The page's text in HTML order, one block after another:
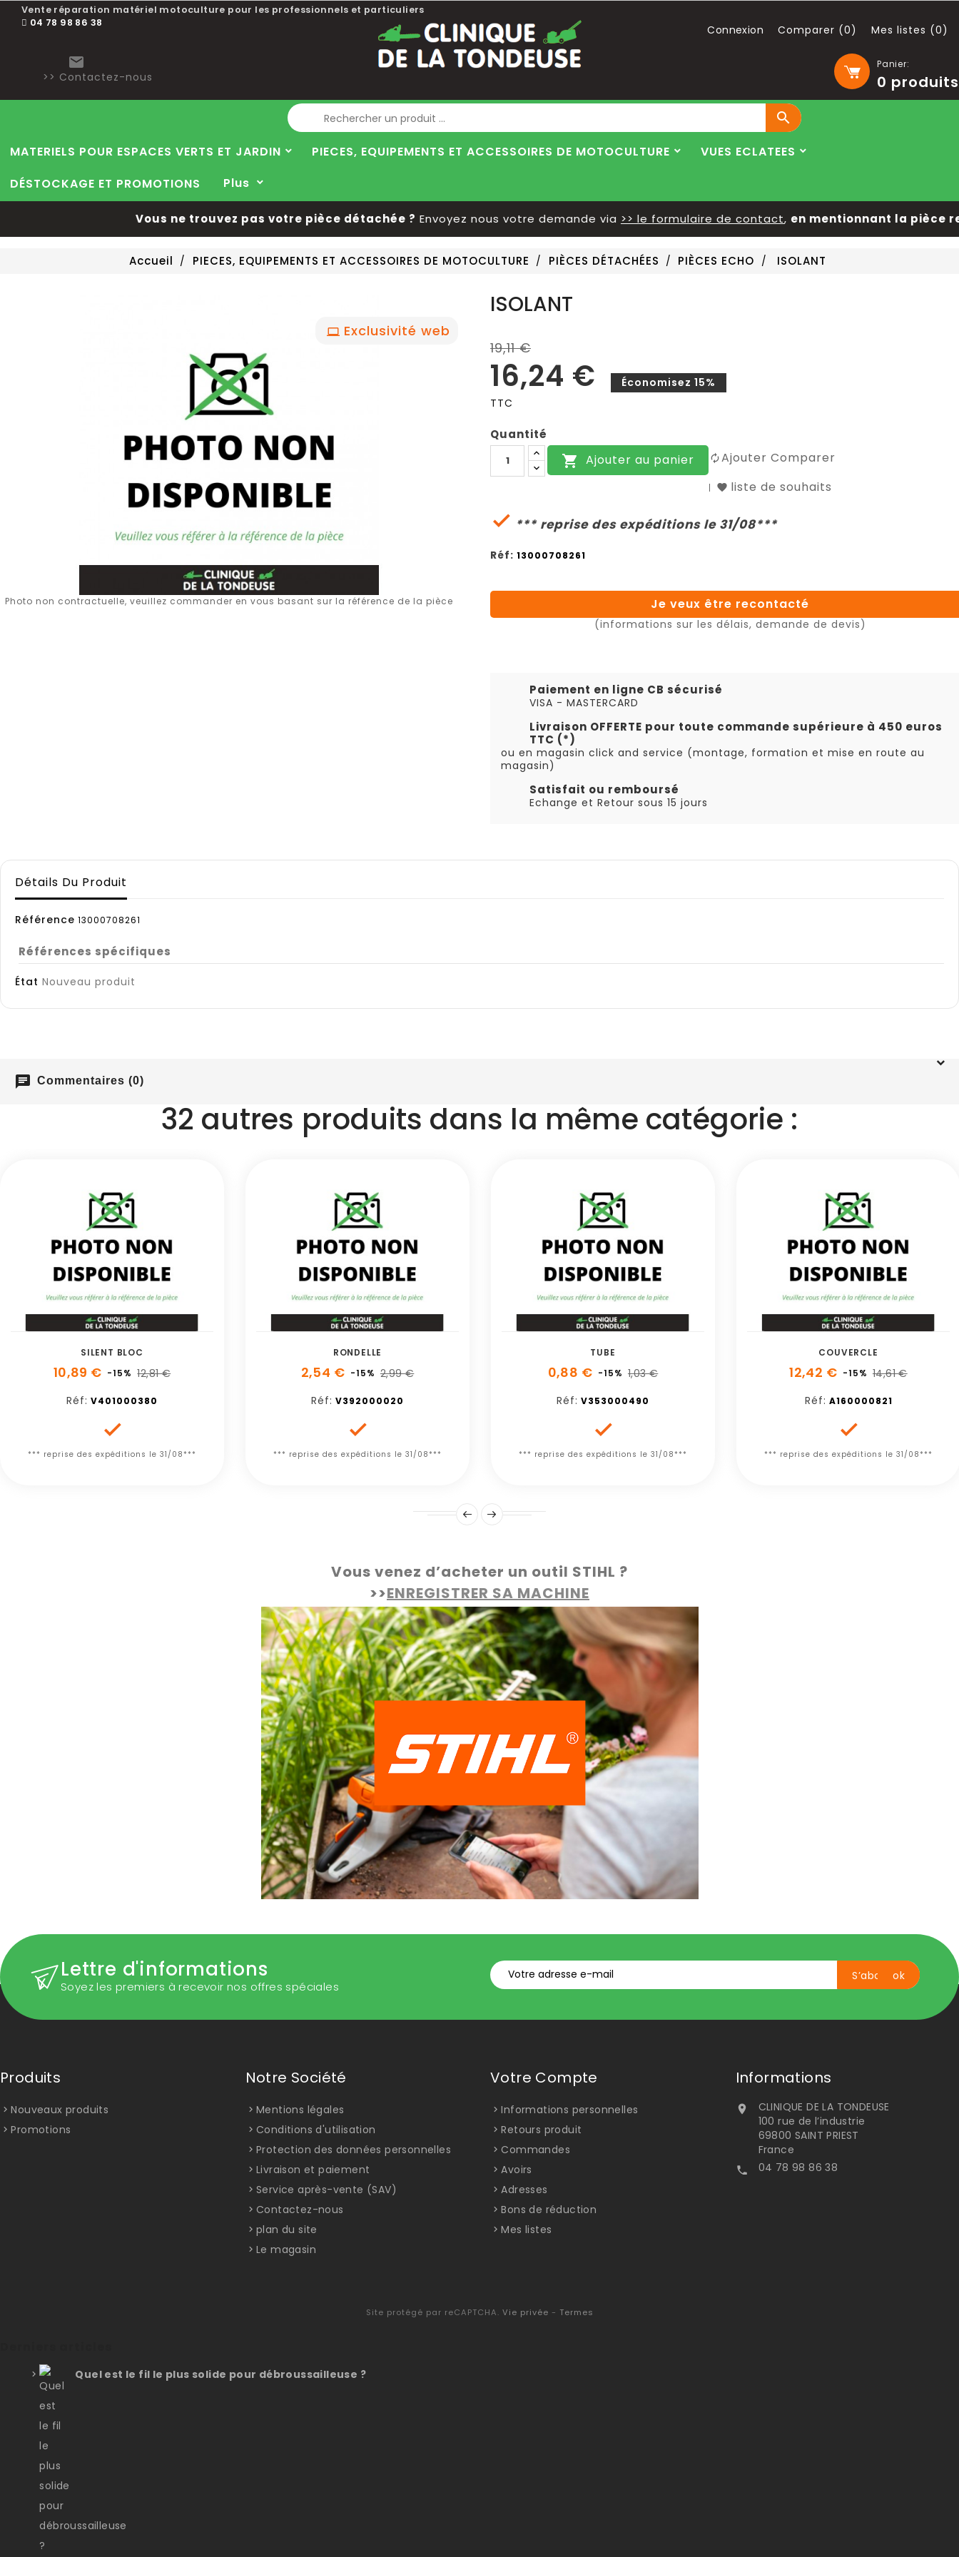
Vente réparation matériel motoculture pour les professionnels et particuliers
04 78 98 86 38
Panier:
0 produits

>> Contactez-nous
Connexion Comparer (0) Mes listes (0)
Blog

MATERIELS POUR ESPACES VERTS ET JARDIN PIECES, EQUIPEMENTS ET ACCESSOIRES DE MOTOCULTURE
VUES ECLATEES
DÉSTOCKAGE ET PROMOTIONS
Plus
Vous ne trouvez pas votre pièce détachée ?Envoyez nous votre demande via >> le formulaire de contact,en mentionnant la pièce
Accueil PIECES, EQUIPEMENTS ET ACCESSOIRES DE MOTOCULTURE PIÈCES DÉTACHÉES PIÈCES ECHO ISOLANT
Exclusivité web
Photo non contractuelle, veuillez commander en vous basant sur la référence de la pièce
ISOLANT
19,11 €
16,24 €
Économisez 15%
TTC
Quantité
 Ajouter au panier
Ajouter Comparer
liste de souhaits
 *** reprise des expéditions le 31/08***
Réf: 13000708261
Je veux être recontacté
(informations sur les délais, demande de devis)
Paiement en ligne CB sécurisé
VISA - MASTERCARD
Livraison OFFERTE pour toute commande supérieure à 450 euros
TTC (*)
ou en magasin click and service (montage, formation et mise en route au
magasin)
Satisfait ou remboursé
Echange et Retour sous 15 jours
Détails Du Produit
Référence 13000708261
Références spécifiques
État Nouveau produit
chat Commentaires (0)
32 autres produits dans la même catégorie :
SILENT BLOC
10,89 € -15% 12,81 €
Réf: V401000380

*** reprise des expéditions le 31/08***
RONDELLE
2,54 € -15% 2,99 €
Réf: V392000020

*** reprise des expéditions le 31/08***
TUBE
0,88 € -15% 1,03 €
Réf: V353000490

*** reprise des expéditions le 31/08***
COUVERCLE
12,42 € -15% 14,61 €
Réf: A160000821

*** reprise des expéditions le 31/08***
Vous venez d’acheter un outil STIHL ?
>>ENREGISTRER SA MACHINE
Lettre d'informations
Soyez les premiers à recevoir nos offres spéciales
Produits
Nouveaux produits
Promotions
Notre Société
Mentions légales
Conditions d'utilisation
Protection des données personnelles
Livraison et paiement
Service après-vente (SAV)
Contactez-nous
plan du site
Le magasin
Votre Compte
Informations personnelles
Retours produit
Commandes
Avoirs
Adresses
Bons de réduction
Mes listes
Informations

CLINIQUE DE LA TONDEUSE
100 rue de l’industrie
69800 SAINT PRIEST
France
 04 78 98 86 38
Site protégé par reCAPTCHA. Vie privée - Termes
Quel est le fil le plus solide pour débroussailleuse ?